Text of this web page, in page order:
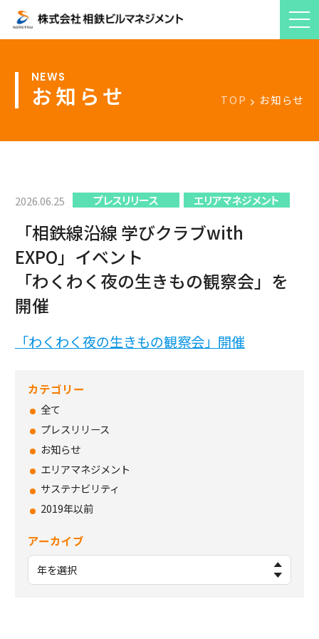
お知らせ TOP お知らせ
2026.06.25 プレスリリース エリアマネジメント
「相鉄線沿線 学びクラブwith
EXPO」イベント
「わくわく夜の生きもの観察会」を
開催
「わくわく夜の生きもの観察会」開催
カテゴリー
全て
プレスリリース
お知らせ
エリアマネジメント
サステナビリティ
2019年以前
アーカイブ